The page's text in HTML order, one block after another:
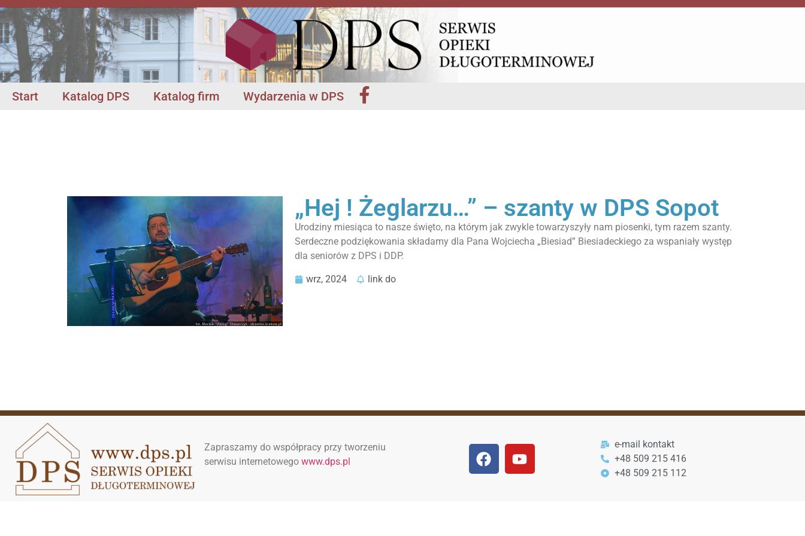
Start Katalog DPS Katalog firm Wydarzenia w DPS
„Hej ! Żeglarzu…” – szanty w DPS Sopot
Urodziny miesiąca to nasze święto, na którym jak zwykle towarzyszyły nam piosenki, tym razem szanty.
Serdeczne podziękowania składamy dla Pana Wojciecha „Biesiad” Biesiadeckiego za wspaniały występ
dla seniorów z DPS i DDP.
wrz, 2024 link do
Zapraszamy do współpracy przy tworzeniu
serwisu internetowego www.dps.pl
e-mail kontakt
+48 509 215 416
+48 509 215 112